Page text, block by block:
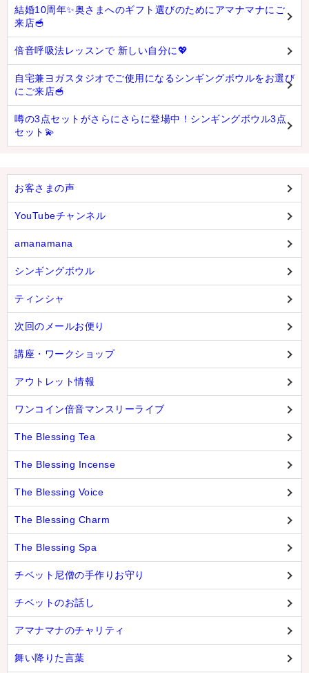
結婚10周年✨奥さまへのギフト選びのためにアマナマナにご
来店🥣
倍音呼吸法レッスンで 新しい自分に💖
自宅兼ヨガスタジオでご使用になるシンギングボウルをお選び
にご来店🥣
噂の3点セットがさらにさらに登場中！シンギングボウル3点
セット💫
お客さまの声
YouTubeチャンネル
amanamana
シンギングボウル
ティンシャ
次回のメールお便り
講座・ワークショップ
アウトレット情報
ワンコイン倍音マンスリーライブ
The Blessing Tea
The Blessing Incense
The Blessing Voice
The Blessing Charm
The Blessing Spa
チベット尼僧の手作りお守り
チベットのお話し
アマナマナのチャリティ
舞い降りた言葉